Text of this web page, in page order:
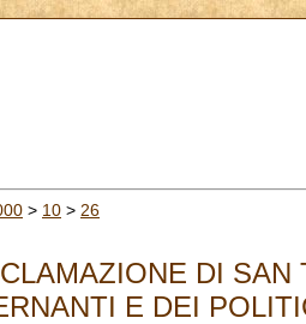
> 10 > 26
DI SAN
E DEI